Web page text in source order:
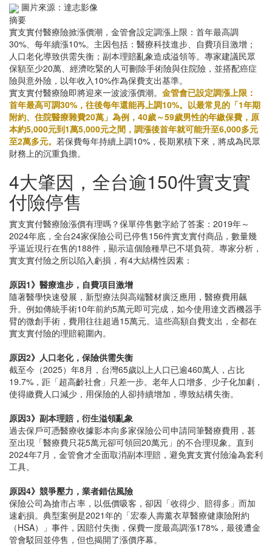
圖片來源：達志影像
摘要
實支實付醫療險掀漲價潮，金管會設定調漲上限：首年最高調
30%、每年續漲10%。主因包括：醫療科技進步、自費項目激增；
人口老化導致供需失衡；副本理賠亂象造成溢領等。專家建議民眾
保額至少20萬、經濟吃緊的人可刪除手術險與住院險，並搭配癌症
險與意外險，以年收入10%作為保費支出基準。
實支實付醫療險即將迎來一波波漲價潮。 金管會已設定調漲上限：
首年最高可調30%，往後每年還能再上調10%。以最常見的「1年期
附約、住院醫療雜費20萬」為例，40歲～59歲男性的年繳保費，原
本約5,000元到1萬5,000元之間，調漲後首年就可能升至6,000多元
至2萬多元。 若保費每年持續上調10%，長期累積下來，將成為民眾
財務上的沉重負擔。
4大肇因，全台逾150件實支實
付險停售
實支實付醫療險漲價有理嗎？保單停售數字給了答案：2019年～
2024年底，全台24家保險公司已停售156件實支實付商品，數量幾
乎逼近現行在售的188件，顯示這個險種早已不堪負荷。專家分析，
實支實付險之所以陷入虧損，有4大結構性因素：
原因1》醫療進步，自費項目激增
隨著醫學快速發展，新型療法與高端醫材廣泛應用，醫療費用飆
升。例如傳統手術10年前約5萬元即可完成，如今使用達文西機器手
臂的微創手術，費用往往超過15萬元。這些高額自費支出，全都在
實支實付險的理賠範圍內。
原因2》人口老化，保險供需失衡
截至今（2025）年8月，台灣65歲以上人口已逾460萬人，占比
19.7%，距「超高齡社會」只差一步。老年人口增多、少子化加劇，
使得繳費人口減少，用保險的人卻持續增加，導致結構失衡。
原因3》副本理賠，衍生溢領亂象
過去保戶可憑醫療收據影本向多家保險公司申請同筆醫療費用，甚
至出現「醫療費只花5萬元卻可領回20萬元」的不合理現象。直到
2024年7月，金管會才全面取消副本理賠，避免實支實付險淪為套利
工具。
原因4》競爭壓力，業者錯估風險
保險公司為搶市占率，以低價吸客，卻因「收得少、賠得多」而加
速虧損。典型案例是2021年的「宏泰人壽薰衣草醫療健康險附約
（HSA）」事件，因賠付失衡，保費一度最高調漲178%，最後遭金
管會駁回並停售，但也揭開了漲價序幕。